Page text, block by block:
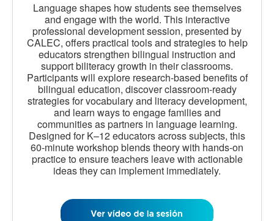
Language shapes how students see themselves
and engage with the world. This interactive
professional development session, presented by
CALEC, offers practical tools and strategies to help
educators strengthen bilingual instruction and
support biliteracy growth in their classrooms.
Participants will explore research-based benefits of
bilingual education, discover classroom-ready
strategies for vocabulary and literacy development,
and learn ways to engage families and
communities as partners in language learning.
Designed for K–12 educators across subjects, this
60-minute workshop blends theory with hands-on
practice to ensure teachers leave with actionable
ideas they can implement immediately.